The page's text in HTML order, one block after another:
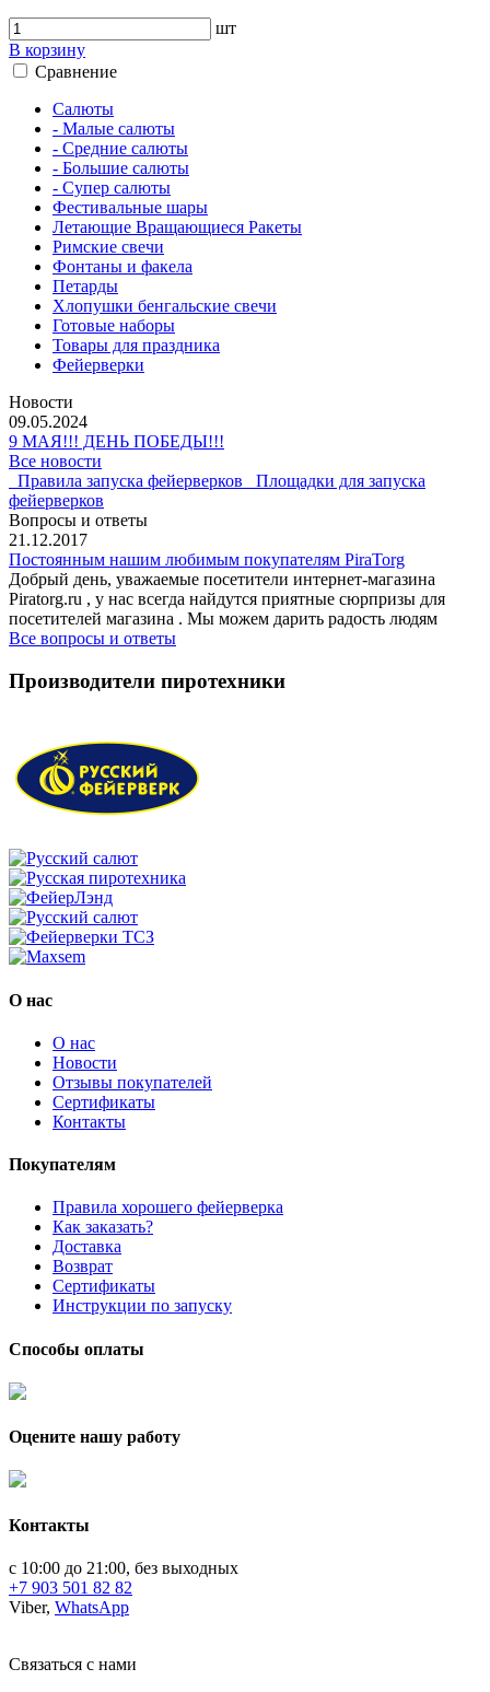
шт
В корзину
Сравнение
Салюты
- Малые салюты
- Средние салюты
- Большие салюты
- Супер салюты
Фестивальные шары
Летающие Вращающиеся Ракеты
Римские свечи
Фонтаны и факела
Петарды
Хлопушки бенгальские свечи
Готовые наборы
Товары для праздника
Фейерверки
Новости
09.05.2024
9 МАЯ!!! ДЕНЬ ПОБЕДЫ!!!
Все новости
Правила запуска фейерверков
Площадки для запуска
фейерверков
Вопросы и ответы
21.12.2017
Постоянным нашим любимым покупателям PiraTorg
Добрый день, уважаемые посетители интернет-магазина
Piratorg.ru , у нас всегда найдутся приятные сюрпризы для
посетителей магазина . Мы можем дарить радость людям
Все вопросы и ответы
Производители пиротехники
О нас
О нас
Новости
Отзывы покупателей
Сертификаты
Контакты
Покупателям
Правила хорошего фейерверка
Как заказать?
Доставка
Возврат
Сертификаты
Инструкции по запуску
Способы оплаты
Оцените нашу работу
Контакты
с 10:00 до 21:00, без выходных
+7 903 501 82 82
Viber, WhatsApp
Связаться с нами